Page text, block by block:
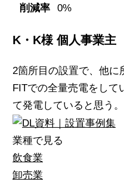
削減率
0%
K・K様個人事業主
2箇所目の設置で、他に
FITでの全量売電をして
て発電していると思う。
業種で見る
飲食業
卸売業